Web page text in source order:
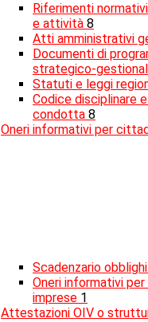
Riferimenti
e attività 8
Atti amministrativi
Documenti di
strategico-
Statuti e leggi
Codice disciplinare
condotta 8
Oneri informativi per
Scadenzario
Oneri informativi
imprese 1
Attestazioni OIV o